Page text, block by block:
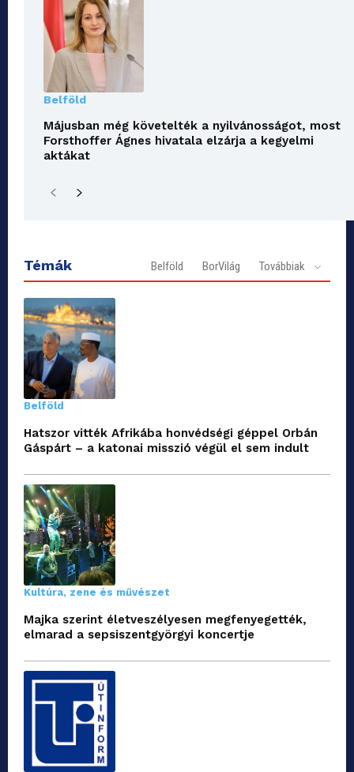
Belföld
Májusban még követelték a nyilvánosságot, most
Forsthoffer Ágnes hivatala elzárja a kegyelmi
aktákat
Témák Belföld BorVilág Továbbiak
Belföld
Hatszor vitték Afrikába honvédségi géppel Orbán
Gáspárt – a katonai misszió végül el sem indult
Kultúra, zene és művészet
Majka szerint életveszélyesen megfenyegették,
elmarad a sepsiszentgyörgyi koncertje